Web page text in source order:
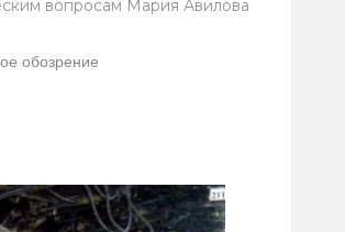
вопросам Мария Авилова
обозрение